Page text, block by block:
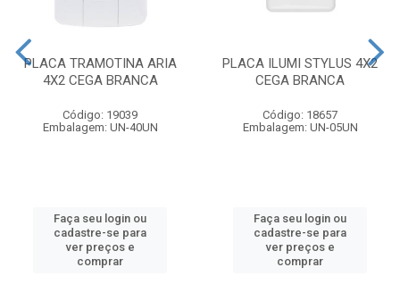
PLACA TRAMOTINA ARIA
4X2 CEGA BRANCA
Código: 19039
Embalagem: UN-40UN
Faça seu login ou
cadastre-se para
ver preços e
comprar
PLACA ILUMI STYLUS 4X2
CEGA BRANCA
Código: 18657
Embalagem: UN-05UN
Faça seu login ou
cadastre-se para
ver preços e
comprar